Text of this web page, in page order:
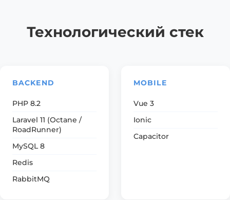
Технологический стек
BACKEND
PHP 8.2
Laravel 11 (Octane /
RoadRunner)
MySQL 8
Redis
RabbitMQ
MOBILE
Vue 3
Ionic
Capacitor